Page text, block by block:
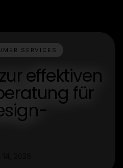
SERVICES
effektiven
für